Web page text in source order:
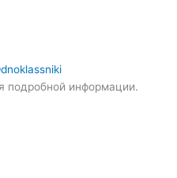
подробной информации.